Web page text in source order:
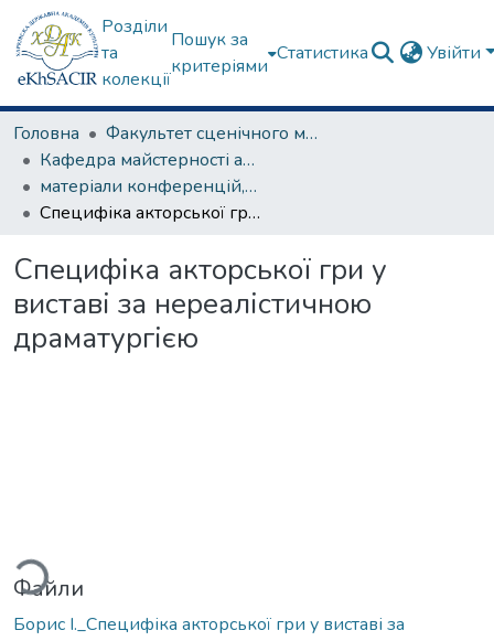
Розділи
та
колекції
Пошук за
критеріями
Статистика Увійти
Головна
Факультет сценічного мистецтва
Кафедра майстерності актора
матеріали конференцій, семінарів, круглих столів та ін.
Специфіка акторської гри у виставі за нереалістичною драматургією
Специфіка акторської гри у
виставі за нереалістичною
драматургією
Файли
Борис І._Специфіка акторської гри у виставі за